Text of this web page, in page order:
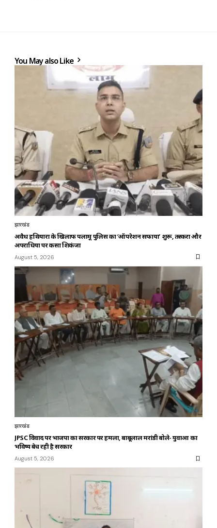
You May also Like
झारखंड
अवैध हथियारों के खिलाफ पलामू पुलिस का ‘ऑपरेशन सफाया’ शुरू, तस्करों और
अपराधियों पर कसा शिकंजा
August 5, 2026
झारखंड
JPSC विवाद पर भाजपा का सरकार पर हमला, बाबूलाल मरांडी बोले- युवाओं का
भविष्य बेच रही है सरकार
August 5, 2026